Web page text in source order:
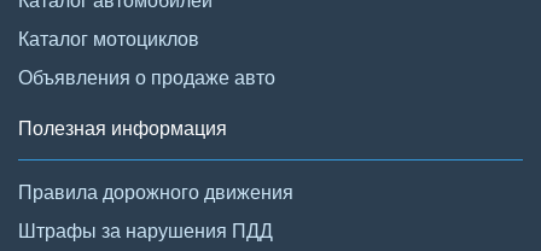
Каталог мотоциклов
Объявления о продаже авто
Полезная информация
Правила дорожного движения
Штрафы за нарушения ПДД